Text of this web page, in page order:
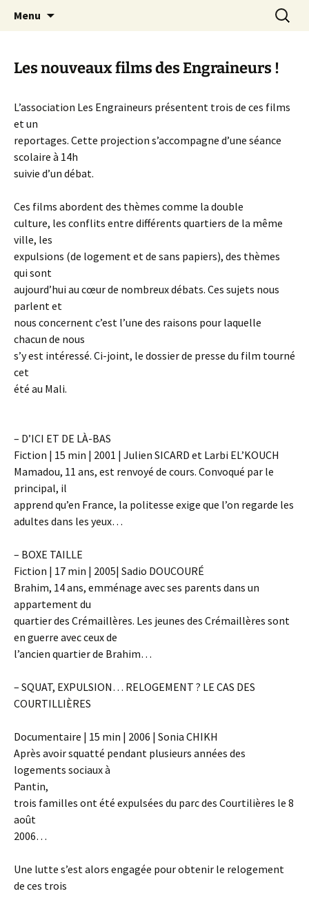
Canal Marches
Menu
Les nouveaux films des Engraineurs !
L’association Les Engraineurs présentent trois de ces films
et un
reportages. Cette projection s’accompagne d’une séance
scolaire à 14h
suivie d’un débat.
Ces films abordent des thèmes comme la double
culture, les conflits entre différents quartiers de la même
ville, les
expulsions (de logement et de sans papiers), des thèmes
qui sont
aujourd’hui au cœur de nombreux débats. Ces sujets nous
parlent et
nous concernent c’est l’une des raisons pour laquelle
chacun de nous
s’y est intéressé. Ci-joint, le dossier de presse du film tourné
cet
été au Mali.
– D’ICI ET DE LÀ-BAS
Fiction | 15 min | 2001 | Julien SICARD et Larbi EL’KOUCH
Mamadou, 11 ans, est renvoyé de cours. Convoqué par le
principal, il
apprend qu’en France, la politesse exige que l’on regarde les
adultes dans les yeux…
– BOXE TAILLE
Fiction | 17 min | 2005| Sadio DOUCOURÉ
Brahim, 14 ans, emménage avec ses parents dans un
appartement du
quartier des Crémaillères. Les jeunes des Crémaillères sont
en guerre avec ceux de
l’ancien quartier de Brahim…
– SQUAT, EXPULSION… RELOGEMENT ? LE CAS DES
COURTILLIÈRES
Documentaire | 15 min | 2006 | Sonia CHIKH
Après avoir squatté pendant plusieurs années des
logements sociaux à
Pantin,
trois familles ont été expulsées du parc des Courtilières le 8
août
2006…
Une lutte s’est alors engagée pour obtenir le relogement
de ces trois